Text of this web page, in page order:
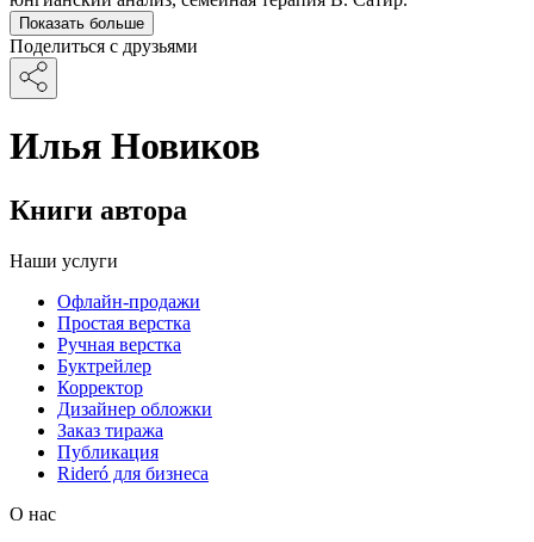
Показать больше
Поделиться с друзьями
Илья Новиков
Книги автора
Наши услуги
Офлайн-продажи
Простая верстка
Ручная верстка
Буктрейлер
Корректор
Дизайнер обложки
Заказ тиража
Публикация
Rideró для бизнеса
О нас